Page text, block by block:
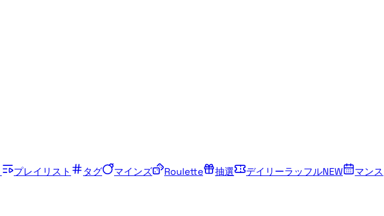
プレイリスト タグ マインズ Roulette 抽選 デイリーラッフルNEW
マンス